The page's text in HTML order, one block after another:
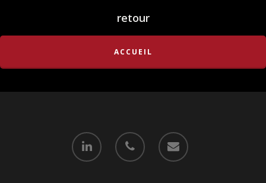
retour
ACCUEIL